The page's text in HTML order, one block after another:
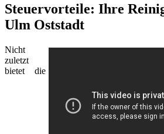
Steuervorteile: Ihre
Ulm Oststadt
Nicht
zuletzt
bietet die